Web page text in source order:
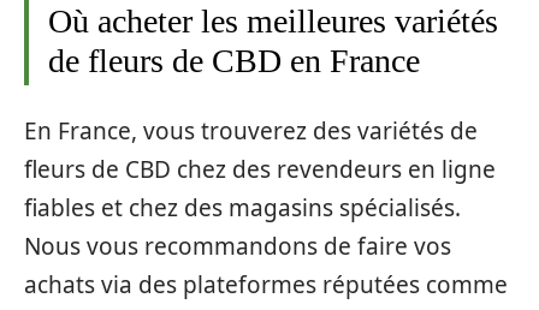
Où acheter les meilleures variétés
de fleurs de CBD en France
En France, vous trouverez des variétés de
fleurs de CBD chez des revendeurs en ligne
fiables et chez des magasins spécialisés.
Nous vous recommandons de faire vos
achats via des plateformes réputées comme